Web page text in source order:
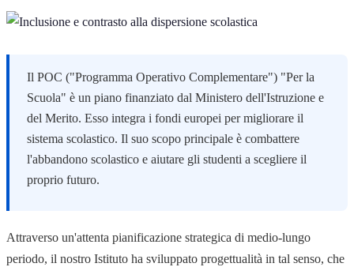
Il POC ("Programma Operativo Complementare") "Per la
Scuola" è un piano finanziato dal Ministero dell'Istruzione e
del Merito. Esso integra i fondi europei per migliorare il
sistema scolastico. Il suo scopo principale è combattere
l'abbandono scolastico e aiutare gli studenti a scegliere il
proprio futuro.
Attraverso un'attenta pianificazione strategica di medio-lungo
periodo, il nostro Istituto ha sviluppato progettualità in tal senso, che